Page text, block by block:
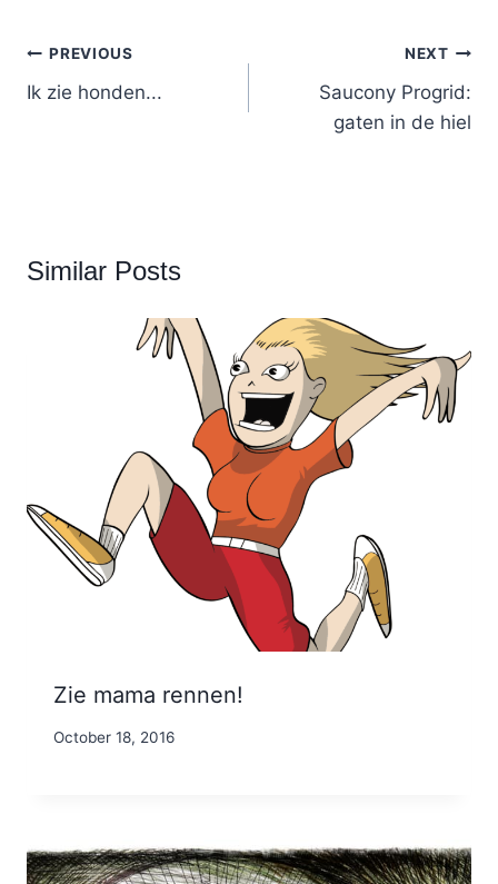
Post
navigation
PREVIOUS
Ik zie honden...
NEXT
Saucony Progrid:
gaten in de hiel
Similar Posts
Zie mama rennen!
By
October 18, 2016